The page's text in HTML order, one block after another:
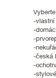
-vlastní
-
-
-
-česká
-
-